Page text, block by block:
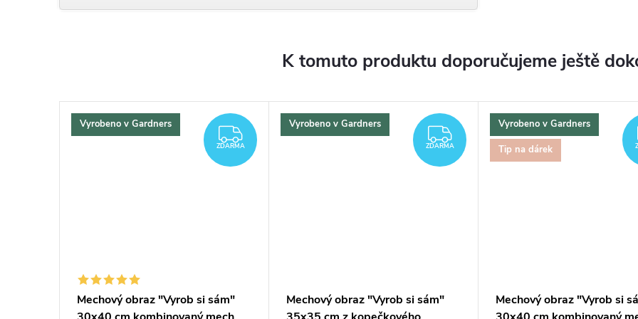
K tomuto produktu doporučujeme ještě
ZDARMA
Vyrobeno v Gardners
ZDARMA
ZDARMA
Mechový obraz "Vyrob si sám"
Vyrobeno v Gardners
ZDARMA
ZDARMA
Mechový obraz "Vyrob si sám"
Vyrobeno v Gardners
Tip na dárek
Mechový obraz "Vyrob si